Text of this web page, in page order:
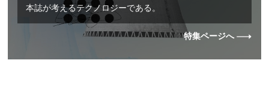
本誌が考えるテクノロジーである。
特集ページへ